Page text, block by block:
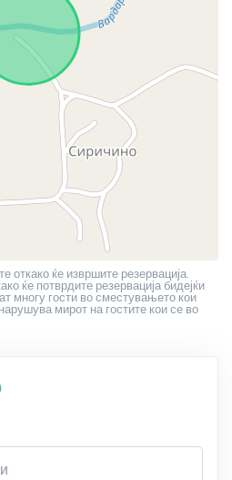
откако ќе извршите резервација.
ќе потврдите резервација бидејќи
многу гости во сместувањето кои
мирот на гостите кои се во